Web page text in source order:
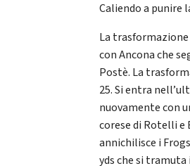
Caliendo a punire
La
con Ancona che
Postè. La
25. Si entra
nuovamente con
corese di Rotelli e
annichilisce i
yds che si